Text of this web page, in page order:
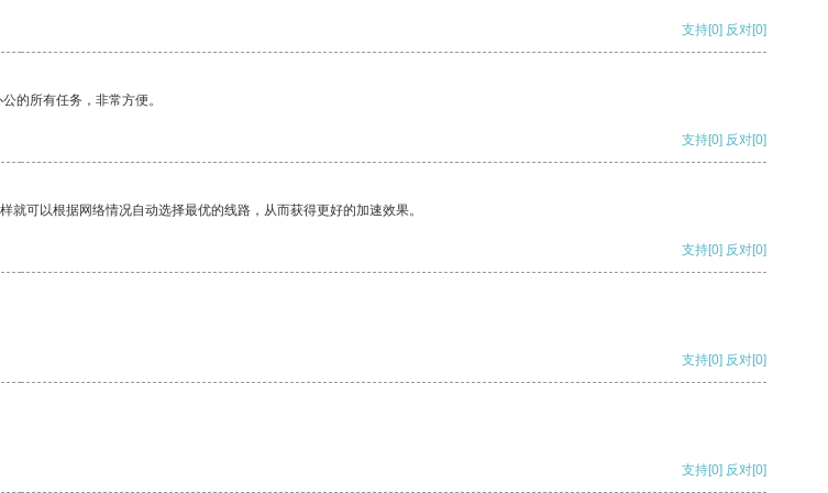
支持[0] 反对[0]
的所有任务，非常方便。
支持[0] 反对[0]
可以根据网络情况自动选择最优的线路，从而获得更好的加速效果。
支持[0] 反对[0]
支持[0] 反对[0]
支持[0] 反对[0]